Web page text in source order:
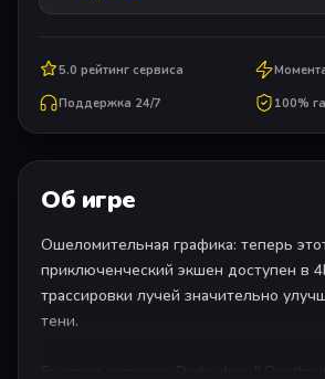
5.0 рейтинг сервиса
Поддержка 24/7
100%
Об игре
Ошеломительная графика: теперь
приключенческий экшен доступен в
трассировки лучей значительно
тени.